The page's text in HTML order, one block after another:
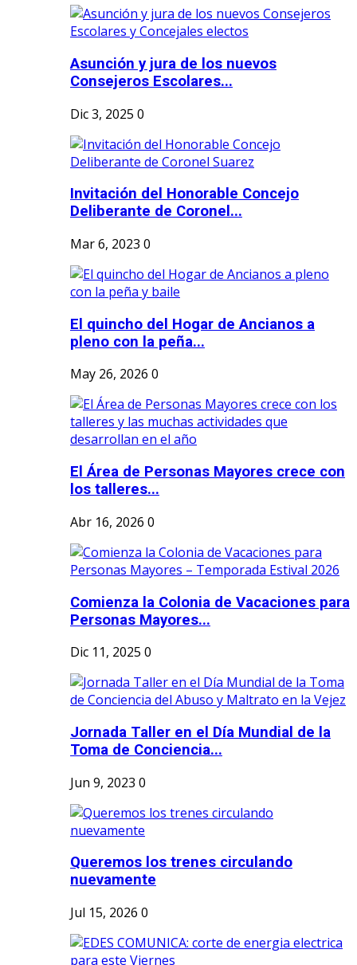
Asunción y jura de los nuevos
Consejeros Escolares...
Dic 3, 2025 0
Invitación del Honorable Concejo
Deliberante de Coronel...
Mar 6, 2023 0
El quincho del Hogar de Ancianos a
pleno con la peña...
May 26, 2026 0
El Área de Personas Mayores crece con
los talleres...
Abr 16, 2026 0
Comienza la Colonia de Vacaciones para
Personas Mayores...
Dic 11, 2025 0
Jornada Taller en el Día Mundial de la
Toma de Conciencia...
Jun 9, 2023 0
Queremos los trenes circulando
nuevamente
Jul 15, 2026 0